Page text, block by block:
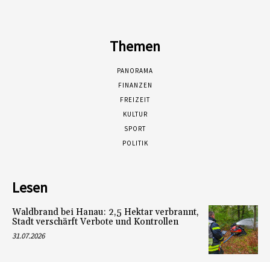
Themen
PANORAMA
FINANZEN
FREIZEIT
KULTUR
SPORT
POLITIK
Lesen
Waldbrand bei Hanau: 2,5 Hektar verbrannt,
Stadt verschärft Verbote und Kontrollen
31.07.2026